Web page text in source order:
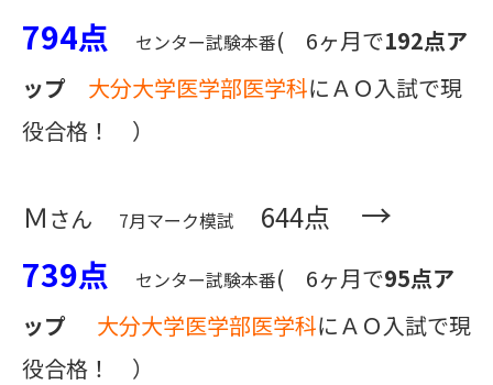
794点
センター試験本番( 6ヶ月で192点ア
ップ
大分大学医学部医学科にＡＯ入試で現
役合格！ ）
Ｍ さん 7月マーク模試 644点
→
739点
センター試験本番( 6ヶ月で95点ア
ップ
大分大学医学部医学科にＡＯ入試で現
役合格！ ）